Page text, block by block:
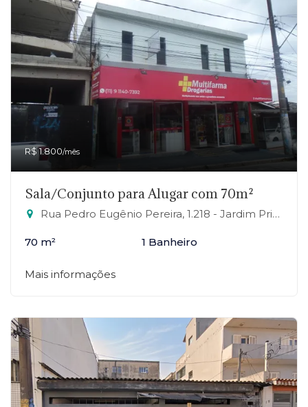
R$ 1.800/mês
Sala/Conjunto para Alugar com 70m²
Rua Pedro Eugênio Pereira, 1.218 - Jardim Primavera, Mauá-SP
70 m² 1 Banheiro
Mais informações